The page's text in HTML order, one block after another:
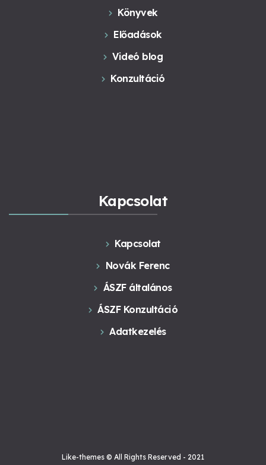
Könyvek
Előadások
Videó blog
Konzultáció
Kapcsolat
Kapcsolat
Novák Ferenc
ÁSZF általános
ÁSZF Konzultáció
Adatkezelés
Like-themes © All Rights Reserved - 2021